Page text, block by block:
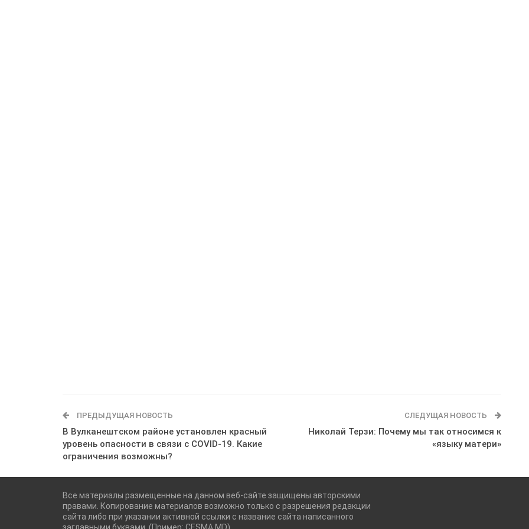
ПРЕДЫДУЩАЯ НОВОСТЬ
В Вулканештском районе установлен красный
уровень опасности в связи с COVID-19. Какие
ограничения возможны?
СЛЕДУЩАЯ НОВОСТЬ
Николай Терзи: Почему мы так относимся к
«языку матери»
Все материалы размещенные на данном веб-сайте защищены авторскими
правами. Копирование материалов возможно только с разрешения редакции
сайта либо при указании активной ссылки с название сайта написанного